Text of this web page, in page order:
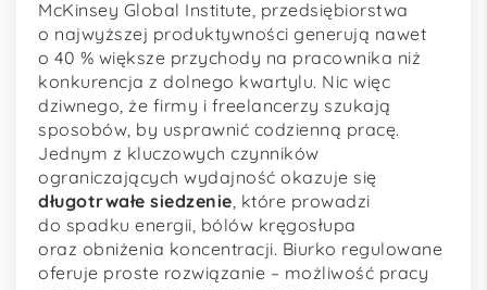
McKinsey Global Institute, przedsiębiorstwa
o najwyższej produktywności generują nawet
o 40 % większe przychody na pracownika niż
konkurencja z dolnego kwartylu. Nic więc
dziwnego, że firmy i freelancerzy szukają
sposobów, by usprawnić codzienną pracę.
Jednym z kluczowych czynników
ograniczających wydajność okazuje się
długotrwałe siedzenie, które prowadzi
do spadku energii, bólów kręgosłupa
oraz obniżenia koncentracji. Biurko regulowane
oferuje proste rozwiązanie – możliwość pracy